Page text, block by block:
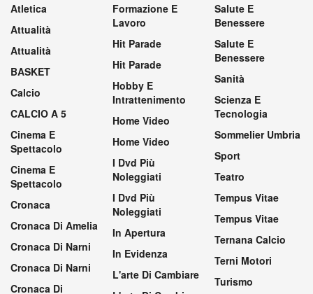
Atletica
Attualità
Attualità
BASKET
Calcio
CALCIO A 5
Cinema E
Spettacolo
Cinema E
Spettacolo
Cronaca
Cronaca Di Amelia
Cronaca Di Narni
Cronaca Di Narni
Cronaca Di
Formazione E
Lavoro
Hit Parade
Hit Parade
Hobby E
Intrattenimento
Home Video
Home Video
I Dvd Più
Noleggiati
I Dvd Più
Noleggiati
In Apertura
In Evidenza
L'arte Di Cambiare
Salute E
Benessere
Salute E
Benessere
Sanità
Scienza E
Tecnologia
Sommelier Umbria
Sport
Teatro
Tempus Vitae
Tempus Vitae
Ternana Calcio
Terni Motori
Turismo